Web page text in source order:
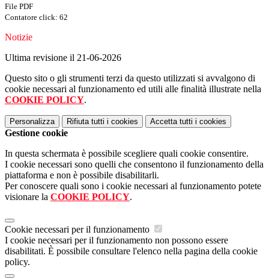
File PDF
Contatore click: 62
Notizie
Ultima revisione il 21-06-2026
Questo sito o gli strumenti terzi da questo utilizzati si avvalgono di
cookie necessari al funzionamento ed utili alle finalità illustrate nella
COOKIE POLICY.
Personalizza Rifiuta tutti i cookies Accetta tutti i cookies
Gestione cookie
In questa schermata è possibile scegliere quali cookie consentire.
I cookie necessari sono quelli che consentono il funzionamento della
piattaforma e non è possibile disabilitarli.
Per conoscere quali sono i cookie necessari al funzionamento potete
visionare la COOKIE POLICY.
Cookie necessari per il funzionamento
I cookie necessari per il funzionamento non possono essere
disabilitati. È possibile consultare l'elenco nella pagina della cookie
policy.